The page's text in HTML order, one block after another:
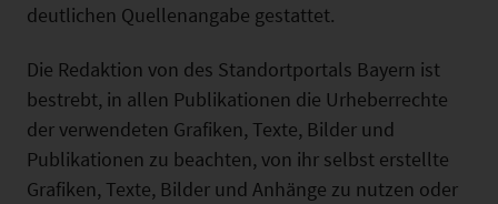
deutlichen Quellenangabe gestattet.
Die Redaktion von des Standortportals Bayern ist
bestrebt, in allen Publikationen die Urheberrechte
der verwendeten Grafiken, Texte, Bilder und
Publikationen zu beachten, von ihr selbst erstellte
Grafiken, Texte, Bilder und Anhänge zu nutzen oder